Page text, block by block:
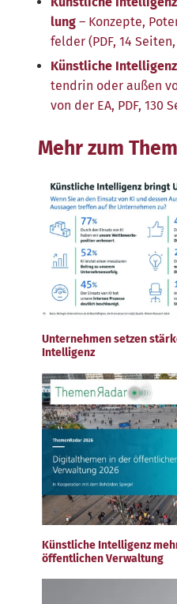
lung – Kon­zep­te,
fel­der (PDF, 14
Künst­li­che
ten­drin oder außen
von der EA, PDF, 130
Mehr zum
Unternehmen setzen
Intelligenz
Künstliche Intelligenz
öffentlichen Verwaltung